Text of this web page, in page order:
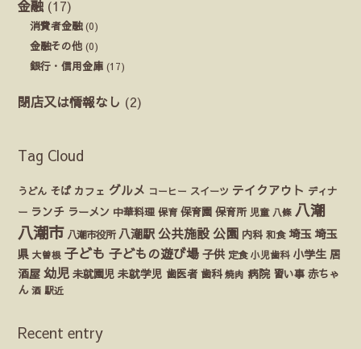
金融 (17)
消費者金融(0)
金融その他 (0)
銀行・信用金庫 (17)
閉店又は情報なし (2)
Tag Cloud
うどん そば カフェ グルメ コーヒー スイーツ テイクアウト ディナ
ー ランチ ラーメン 中華料理 保育 保育園 保育所 児童 八條 八潮
八潮市 八潮市役所 八潮駅 公共施設 公園 内科 和食 埼玉 埼玉
県 大曽根 子ども 子どもの遊び場 子供 定食 小児歯科 小学生 居
酒屋 幼児 未就園児 未就学児 歯医者 歯科 焼肉 病院 習い事 赤ちゃ
ん 酒 駅近
Recent entry